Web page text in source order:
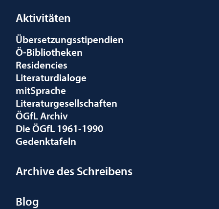
Aktivitäten
Übersetzungsstipendien
Ö-Bibliotheken
Residencies
Literaturdialoge
mitSprache
Literaturgesellschaften
ÖGfL Archiv
Die ÖGfL 1961-1990
Gedenktafeln
Archive des Schreibens
Blog